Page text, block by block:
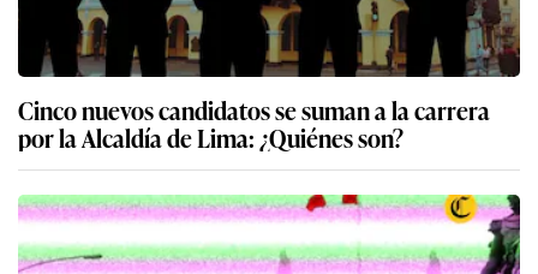
Cinco nuevos candidatos se suman a la carrera
por la Alcaldía de Lima: ¿Quiénes son?